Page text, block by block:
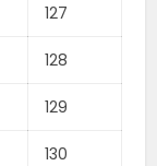
127
128
129
130